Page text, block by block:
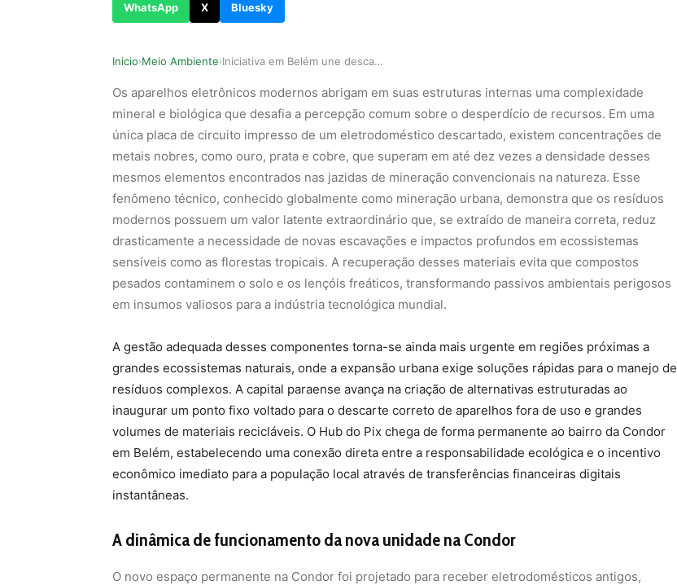
WhatsApp X Bluesky
Inicio›Meio Ambiente› Iniciativa em Belém une descarte sustentável de…
Os aparelhos eletrônicos modernos abrigam em suas estruturas internas uma complexidade
mineral e biológica que desafia a percepção comum sobre o desperdício de recursos. Em uma
única placa de circuito impresso de um eletrodoméstico descartado, existem concentrações de
metais nobres, como ouro, prata e cobre, que superam em até dez vezes a densidade desses
mesmos elementos encontrados nas jazidas de mineração convencionais na natureza. Esse
fenômeno técnico, conhecido globalmente como mineração urbana, demonstra que os resíduos
modernos possuem um valor latente extraordinário que, se extraído de maneira correta, reduz
drasticamente a necessidade de novas escavações e impactos profundos em ecossistemas
sensíveis como as florestas tropicais. A recuperação desses materiais evita que compostos
pesados contaminem o solo e os lençóis freáticos, transformando passivos ambientais perigosos
em insumos valiosos para a indústria tecnológica mundial.
A gestão adequada desses componentes torna-se ainda mais urgente em regiões próximas a
grandes ecossistemas naturais, onde a expansão urbana exige soluções rápidas para o manejo de
resíduos complexos. A capital paraense avança na criação de alternativas estruturadas ao
inaugurar um ponto fixo voltado para o descarte correto de aparelhos fora de uso e grandes
volumes de materiais recicláveis. O Hub do Pix chega de forma permanente ao bairro da Condor
em Belém, estabelecendo uma conexão direta entre a responsabilidade ecológica e o incentivo
econômico imediato para a população local através de transferências financeiras digitais
instantâneas.
A dinâmica de funcionamento da nova unidade na Condor
O novo espaço permanente na Condor foi projetado para receber eletrodomésticos antigos,